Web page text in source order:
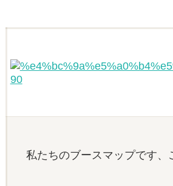
私たちのブースマップです、